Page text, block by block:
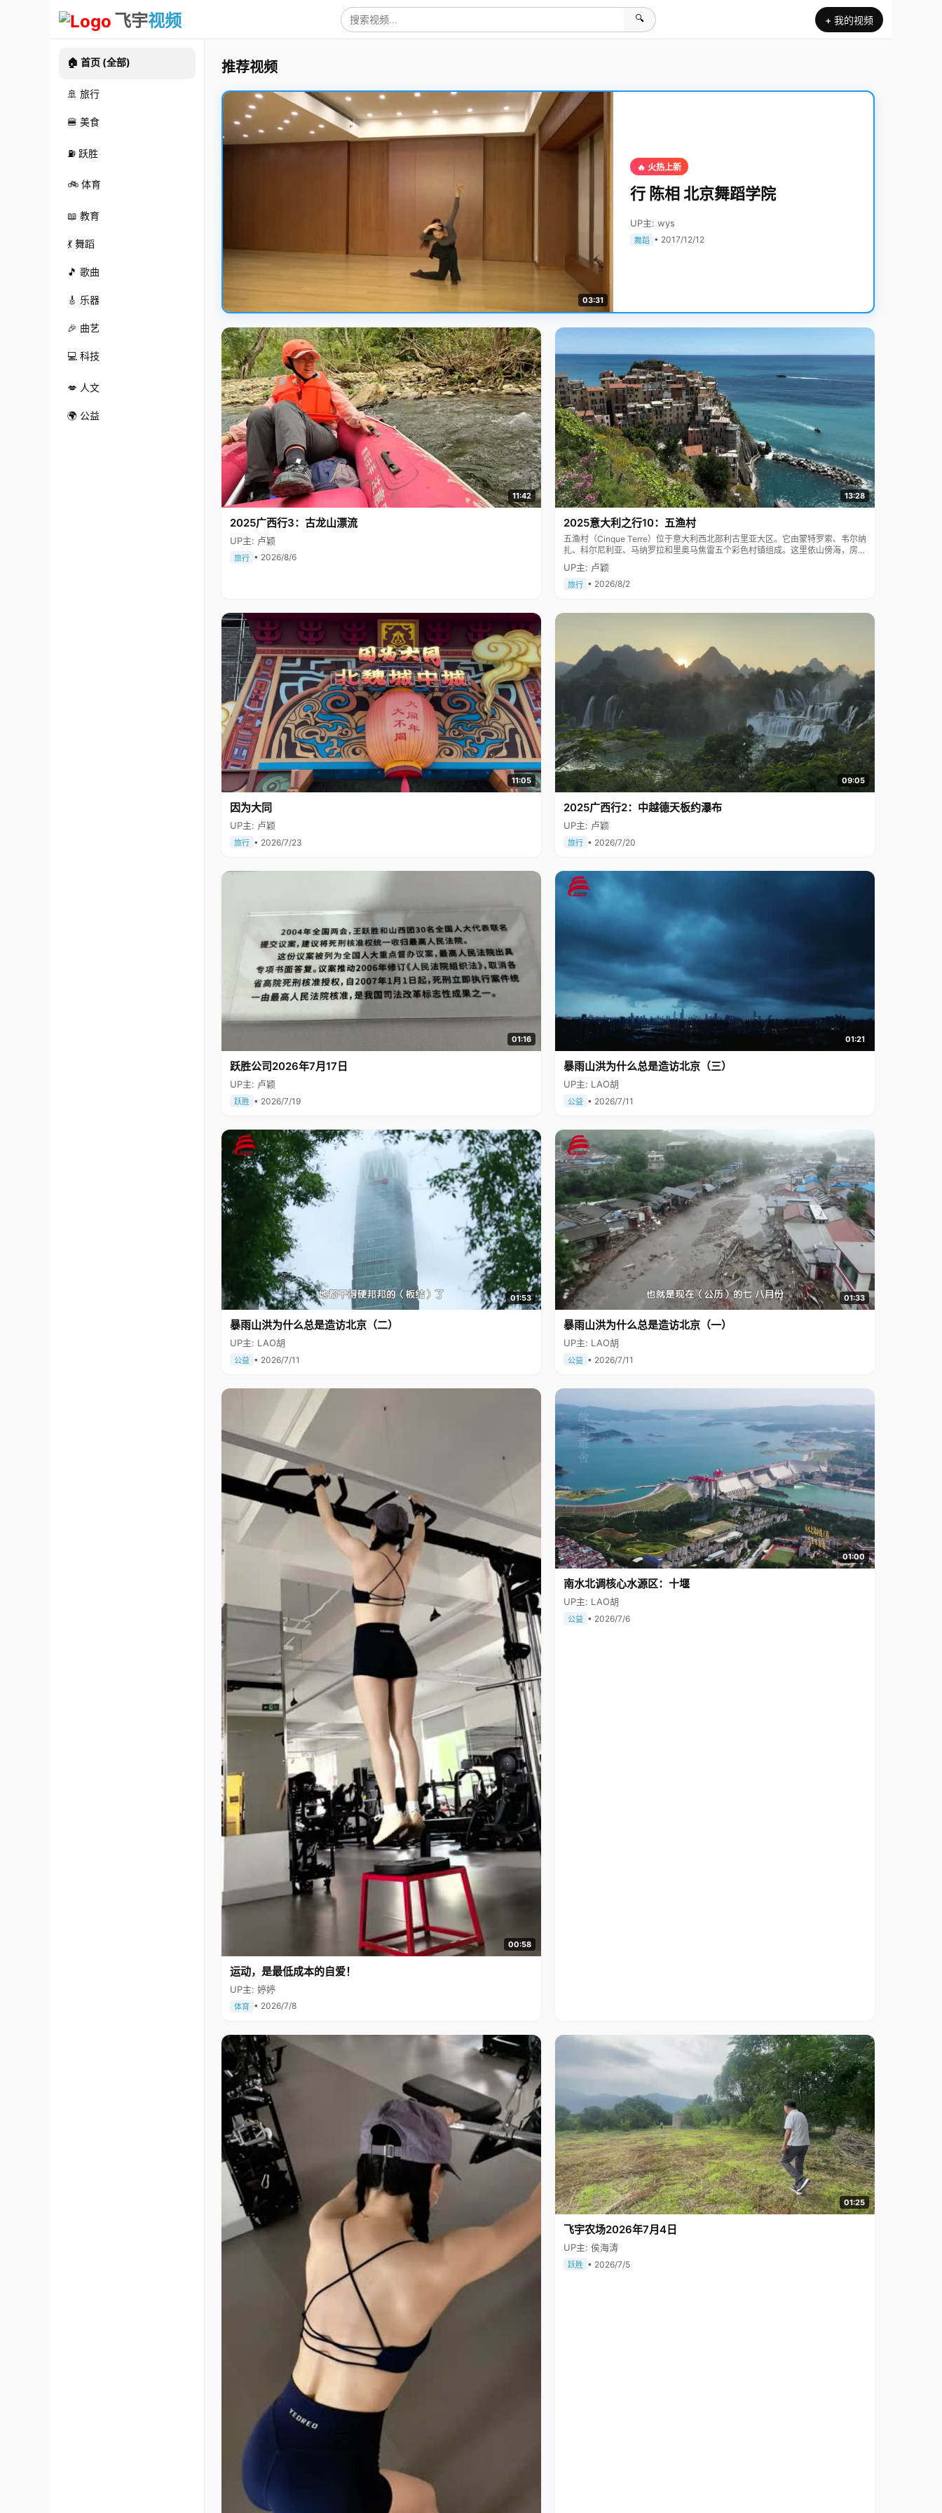
飞宇视频 🔍 + 我的视频
🏠 首页 (全部)
🚢 旅行
🍔 美食
⛽ 跃胜
🚲 体育
📖 教育
💃 舞蹈
🎵 歌曲
🎸 乐器
🎉 曲艺
💻 科技
💋 人文
🌍 公益
推荐视频
03:31
🔥 火热上新
行 陈相 北京舞蹈学院
UP主: wys
舞蹈 • 2017/12/12
11:42
2025广西行3：古龙山漂流
UP主: 卢颖
旅行 • 2026/8/6
13:28
2025意大利之行10：五渔村
五渔村（Cinque Terre）位于意大利西北部利古里亚大区。它由蒙特罗索、韦尔纳
扎、科尔尼利亚、马纳罗拉和里奥马焦雷五个彩色村镇组成。这里依山傍海，房屋
色彩斑斓，1997年被列为世界文化遗产。
UP主: 卢颖
旅行 • 2026/8/2
11:05
因为大同
UP主: 卢颖
旅行 • 2026/7/23
09:05
2025广西行2：中越德天板约瀑布
UP主: 卢颖
旅行 • 2026/7/20
01:16
跃胜公司2026年7月17日
UP主: 卢颖
跃胜 • 2026/7/19
01:21
暴雨山洪为什么总是造访北京（三）
UP主: LAO胡
公益 • 2026/7/11
01:53
暴雨山洪为什么总是造访北京（二）
UP主: LAO胡
公益 • 2026/7/11
01:33
暴雨山洪为什么总是造访北京（一）
UP主: LAO胡
公益 • 2026/7/11
00:58
运动，是最低成本的自爱！
UP主: 婷婷
体育 • 2026/7/8
01:00
南水北调核心水源区：十堰
UP主: LAO胡
公益 • 2026/7/6
01:25
飞宇农场2026年7月4日
UP主: 侯海涛
跃胜 • 2026/7/5